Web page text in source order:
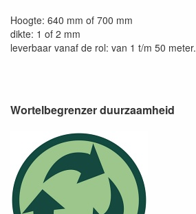
Hoogte: 640 mm of 700 mm
dikte: 1 of 2 mm
leverbaar vanaf de rol: van 1 t/m 50 meter.
Wortelbegrenzer duurzaamheid